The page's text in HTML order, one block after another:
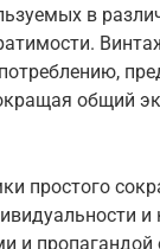
в
общий
простого
и
и пропагандой